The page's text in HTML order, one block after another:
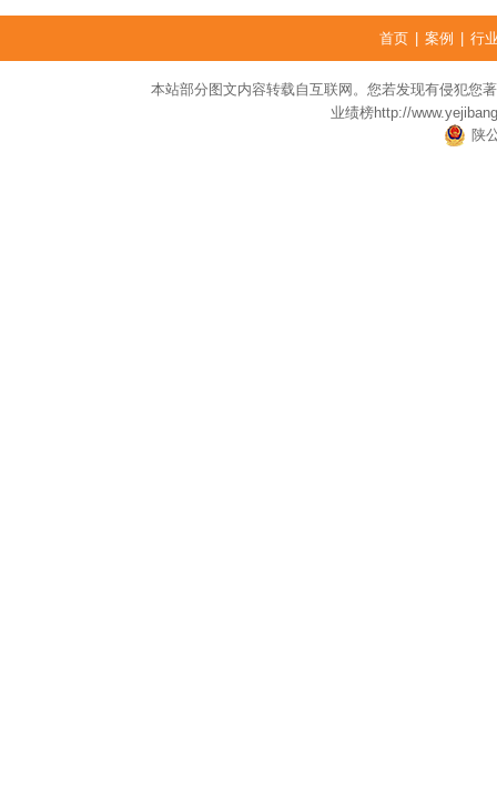
首页 案例 行
本站部分图文内容转载自互联网。您若发现有侵犯您
业绩榜http://
陕